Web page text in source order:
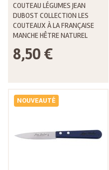
COUTEAU LÉGUMES JEAN
DUBOST COLLECTION LES
COUTEAUX À LA FRANÇAISE
MANCHE HÊTRE NATUREL
8,50 €
NOUVEAUTÉ